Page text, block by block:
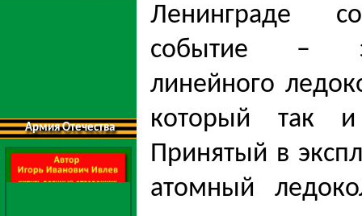
Армия Отечества
Ленинграде
событие –
линейного
который так
Принятый в
атомный